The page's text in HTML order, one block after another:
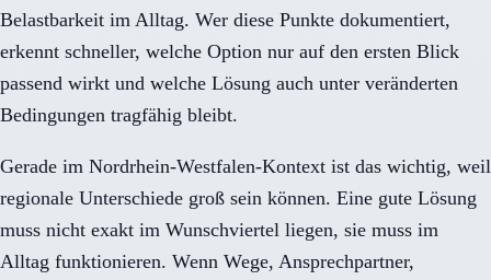
Belastbarkeit im Alltag. Wer diese Punkte dokumentiert,
erkennt schneller, welche Option nur auf den ersten Blick
passend wirkt und welche Lösung auch unter veränderten
Bedingungen tragfähig bleibt.
Gerade im Nordrhein-Westfalen-Kontext ist das wichtig, weil
regionale Unterschiede groß sein können. Eine gute Lösung
muss nicht exakt im Wunschviertel liegen, sie muss im
Alltag funktionieren. Wenn Wege, Ansprechpartner,